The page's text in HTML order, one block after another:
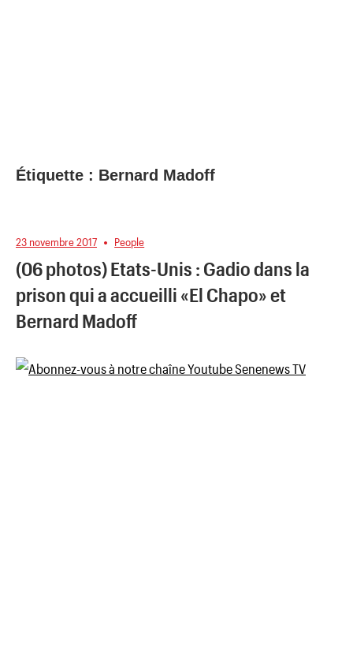
Étiquette : Bernard Madoff
23 novembre 2017 People
(06 photos) Etats-Unis : Gadio dans la
prison qui a accueilli «El Chapo» et
Bernard Madoff